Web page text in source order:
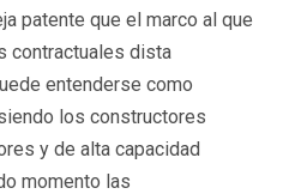
patente que el marco al que
contractuales dista
entenderse como
los constructores
y de alta capacidad
momento las